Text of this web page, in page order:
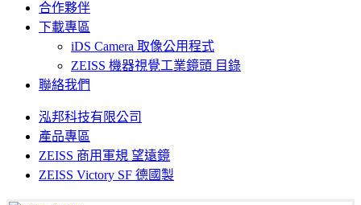
合作夥伴
下載專區
iDS Camera 取像公用程式
ZEISS 機器視覺工業鏡頭 目錄
聯絡我們
泓邦科技有限公司
產品專區
ZEISS 商用軍規 望遠鏡
ZEISS Victory SF 德國製